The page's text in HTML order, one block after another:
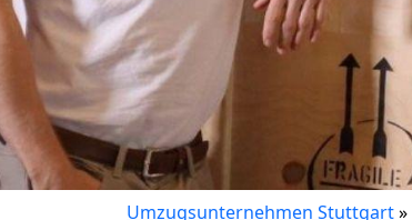
Umzugsunternehmen Stuttgart»